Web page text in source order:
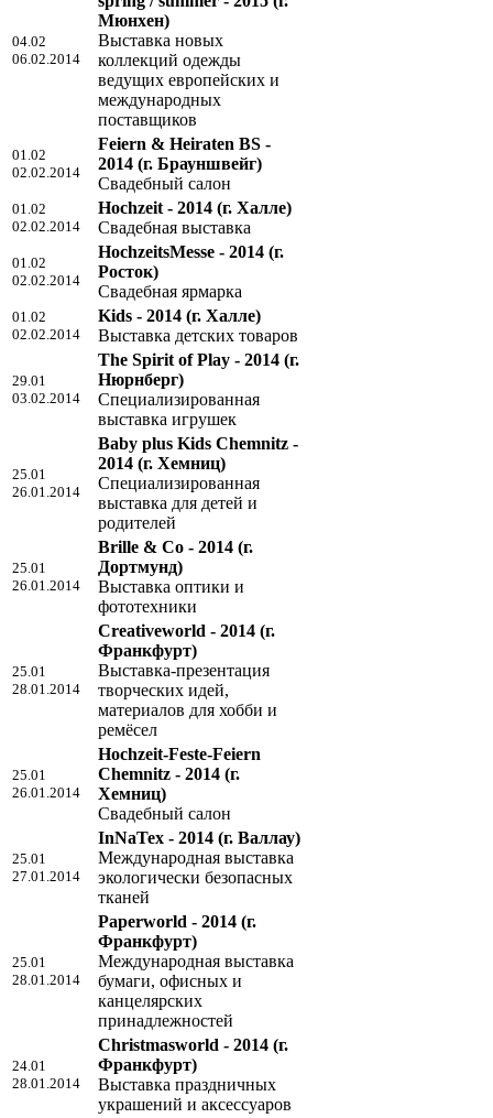
04.02
06.02.2014
Мюнхен)
Выставка новых
коллекций одежды
ведущих европейских и
международных
поставщиков
01.02
02.02.2014
Feiern & Heiraten BS -
2014 (г. Брауншвейг)
Свадебный салон
01.02
02.02.2014
Hochzeit - 2014 (г. Халле)
Свадебная выставка
01.02
02.02.2014
HochzeitsMesse - 2014 (г.
Росток)
Свадебная ярмарка
01.02
02.02.2014
Kids - 2014 (г. Халле)
Выставка детских товаров
29.01
03.02.2014
The Spirit of Play - 2014 (г.
Нюрнберг)
Специализированная
выставка игрушек
25.01
26.01.2014
Baby plus Kids Chemnitz -
2014 (г. Хемниц)
Специализированная
выставка для детей и
родителей
25.01
26.01.2014
Brille & Co - 2014 (г.
Дортмунд)
Выставка оптики и
фототехники
25.01
28.01.2014
Creativeworld - 2014 (г.
Франкфурт)
Выставка-презентация
творческих идей,
материалов для хобби и
ремёсел
25.01
26.01.2014
Hochzeit-Feste-Feiern
Chemnitz - 2014 (г.
Хемниц)
Свадебный салон
25.01
27.01.2014
InNaTex - 2014 (г. Валлау)
Международная выставка
экологически безопасных
тканей
25.01
28.01.2014
Paperworld - 2014 (г.
Франкфурт)
Международная выставка
бумаги, офисных и
канцелярских
принадлежностей
24.01
28.01.2014
Christmasworld - 2014 (г.
Франкфурт)
Выставка праздничных
украшений и аксессуаров